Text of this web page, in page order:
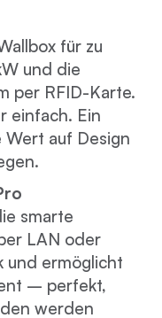
für zu
und die
per RFID-Karte.
einfach. Ein
Wert auf Design
smarte
LAN oder
und ermöglicht
– perfekt,
werden